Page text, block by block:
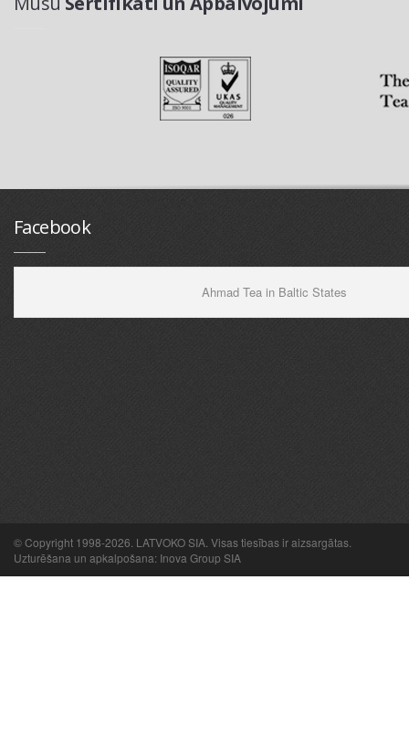
Facebook
Ahmad Tea in Baltic States
© Copyright 1998-2026. LATVOKO SIA. Visas tiesības ir aizsargātas.
Uzturēšana un apkalpošana: Inova Group SIA